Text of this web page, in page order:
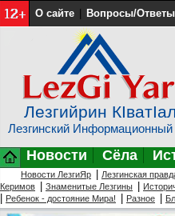
О сайте Вопросы/Ответы
Лезгийрин КIватIал
Лезгинский
Новости Сёла
Новости ЛезгиЯр Лезгинская
Керимов
Знаменитые Лезгины
Ребенок - достояние Мира! Разное